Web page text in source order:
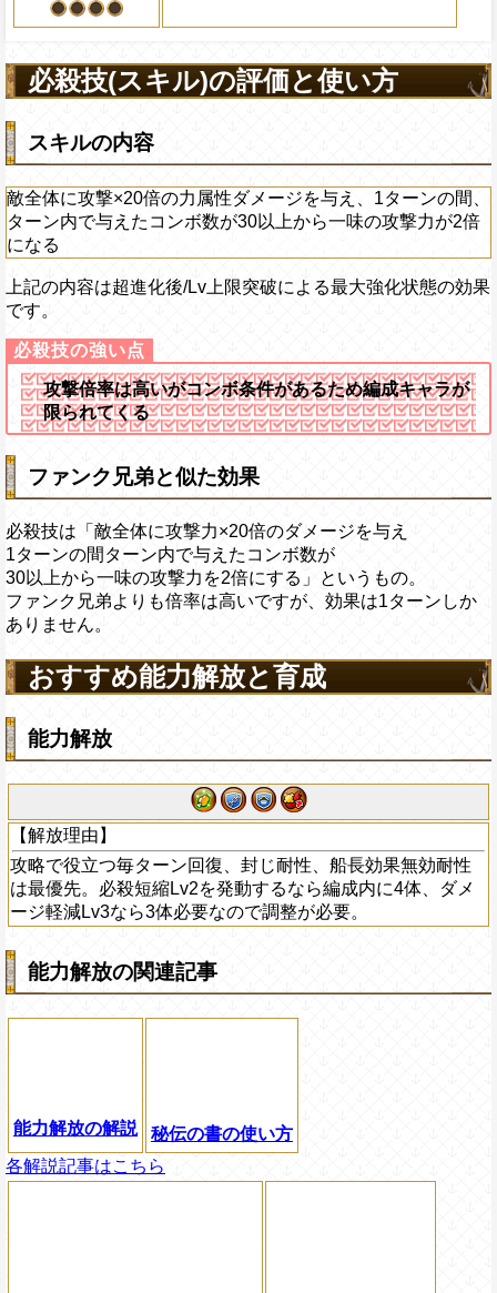
げる
必殺技(スキル)の評価と使い方
スキルの内容
敵全体に攻撃×20倍の力属性ダメージを与え、1ターンの間、
ターン内で与えたコンボ数が30以上から一味の攻撃力が2倍
になる
上記の内容は超進化後/Lv上限突破による最大強化状態の効果
です。
攻撃倍率は高いがコンボ条件があるため編成キャラが
限られてくる
ファンク兄弟と似た効果
必殺技は「敵全体に攻撃力×20倍のダメージを与え
1ターンの間ターン内で与えたコンボ数が
30以上から一味の攻撃力を2倍にする」というもの。
ファンク兄弟よりも倍率は高いですが、効果は1ターンしか
ありません。
おすすめ能力解放と育成
能力解放
【解放理由】
攻略で役立つ毎ターン回復、封じ耐性、船長効果無効耐性
は最優先。必殺短縮Lv2を発動するなら編成内に4体、ダメ
ージ軽減Lv3なら3体必要なので調整が必要。
能力解放の関連記事
能力解放の解説
秘伝の書の使い方
各解説記事はこちら